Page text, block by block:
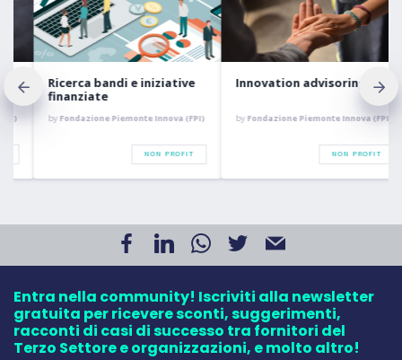
Ricerca bandi e iniziative
finanziate
Fondazione Piemonte Innova (FPI)
NON PROFIT
Innovation advisoring
Fondazione Piemonte Innova (FPI)
NON PROFIT
Entra nella community! Iscriviti alla newsletter
gratuita per ricevere sconti, suggerimenti,
racconti di casi di successo tra fornitori del
Terzo Settore e organizzazioni, e molto altro!